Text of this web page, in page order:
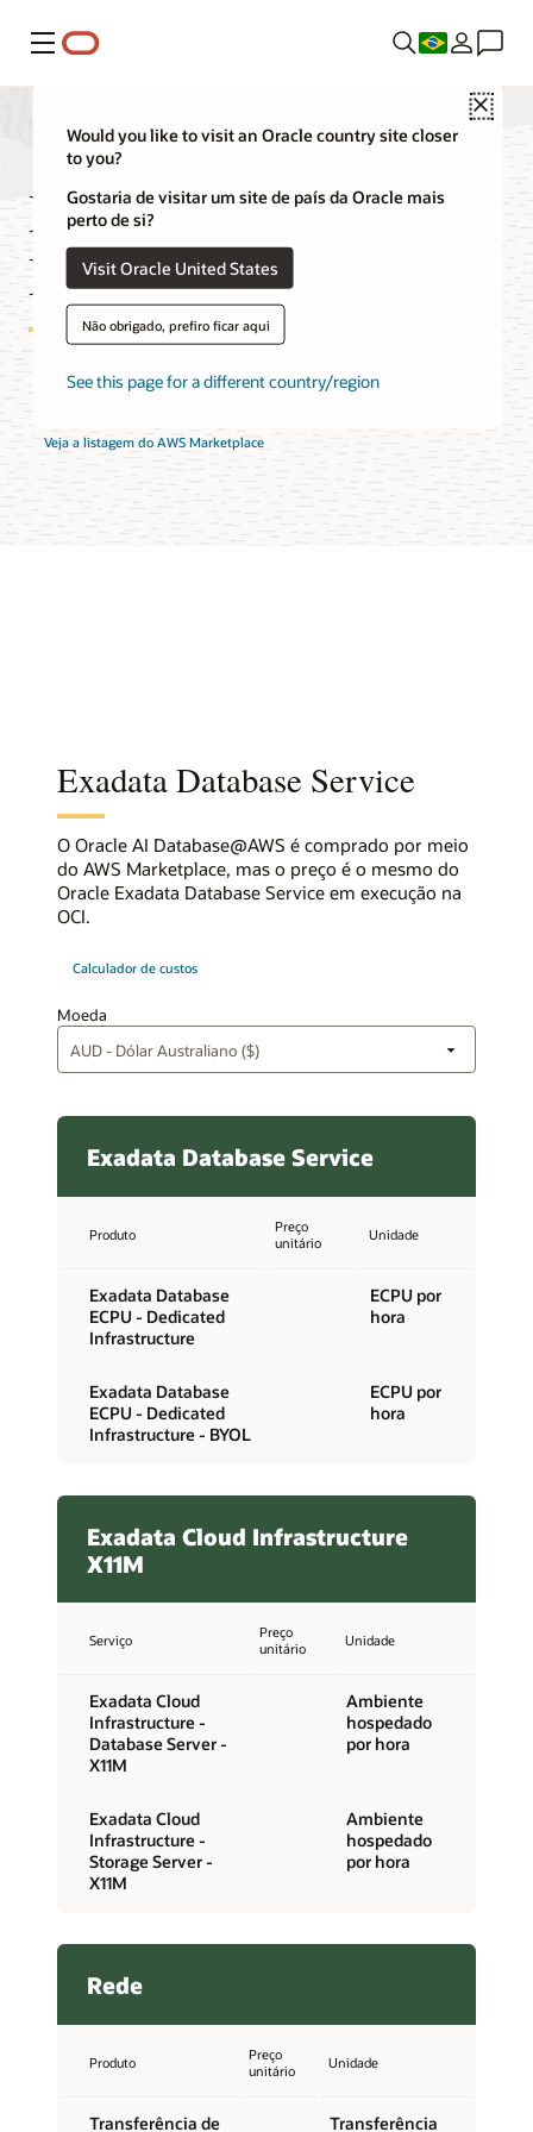
Menu
Close
Would you like to visit an Oracle country site closer
to you?
Gostaria de visitar um site de país da Oracle mais
perto de si?
Visit Oracle United States
Não obrigado, prefiro ficar aqui
See this page for a different country/region
Preços do Oracle AI
Database@AWS
Conecte-se com um especialista do Oracle AI Database@AWS
Veja a listagem do AWS Marketplace
Exadata Database Service
O Oracle AI Database@AWS é comprado por meio
do AWS Marketplace, mas o preço é o mesmo do
Oracle Exadata Database Service em execução na
OCI.
Moeda
Calculador de custos
Exadata Database Service
Produto
Preço
unitário
Unidade
Exadata Database
ECPU - Dedicated
Infrastructure
ECPU por
hora
Exadata Database
ECPU - Dedicated
Infrastructure - BYOL
ECPU por
hora
Exadata Cloud Infrastructure
X11M
Serviço
Preço
unitário
Unidade
Exadata Cloud
Infrastructure -
Database Server -
X11M
Ambiente
hospedado
por hora
Exadata Cloud
Infrastructure -
Storage Server -
X11M
Ambiente
hospedado
por hora
Rede
Produto
Preço
unitário
Unidade
Transferência de Transferência